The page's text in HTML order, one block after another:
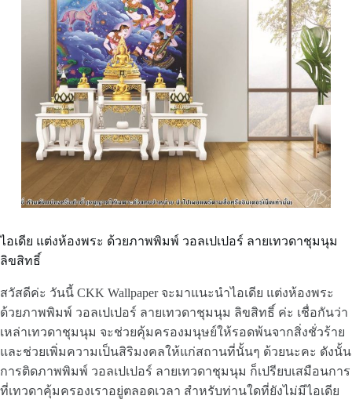
ไอเดีย แต่งห้องพระ ด้วยภาพพิมพ์ วอลเปเปอร์ ลายเทวดาชุมนุม
ลิขสิทธิ์
สวัสดีค่ะ วันนี้ CKK Wallpaper จะมาแนะนำไอเดีย แต่งห้องพระ
ด้วยภาพพิมพ์ วอลเปเปอร์ ลายเทวดาชุมนุม ลิขสิทธิ์ ค่ะ เชื่อกันว่า
เหล่าเทวดาชุมนุม จะช่วยคุ้มครองมนุษย์ให้รอดพ้นจากสิ่งชั่วร้าย
และช่วยเพิ่มความเป็นสิริมงคลให้แก่สถานที่นั้นๆ ด้วยนะคะ ดังนั้น
การติดภาพพิมพ์ วอลเปเปอร์ ลายเทวดาชุมนุม ก็เปรียบเสมือนการ
ที่เทวดาคุ้มครองเราอยู่ตลอดเวลา สำหรับท่านใดที่ยังไม่มีไอเดีย